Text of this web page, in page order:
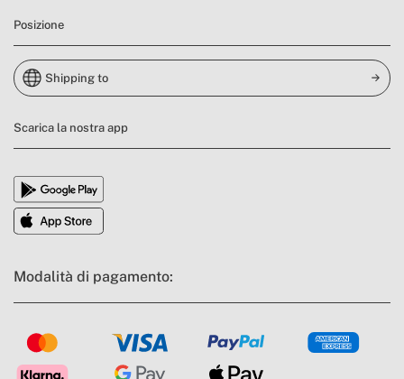
Posizione
Shipping to
Scarica la nostra app
Modalità di pagamento: